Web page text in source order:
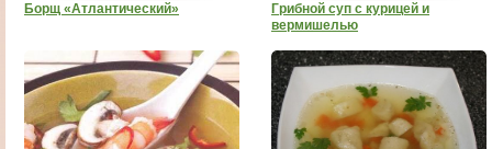
Борщ «Атлантический»
Грибной суп с курицей и
вермишелью